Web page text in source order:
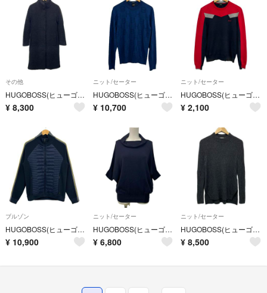
その他
HUGOBOSS(ヒューゴボス) コート サイズIT38 レディース美品 - 黒 長袖/ボア/冬
¥ 8,300
ニット/セーター
HUGOBOSS(ヒューゴボス) 長袖セーター サイズS美品 - ブルー 英字モノグラム ウール
¥ 10,700
ニット/セーター
HUGOBOSS(ヒューゴボス) 長袖セーター サイズS - ネイビー×レッド×ライトグレー クルーネック コットン
¥ 2,100
ブルゾン
HUGOBOSS(ヒューゴボス) ブルゾン サイズS - ネイビー×グレー×イエロー ジップアップ/スタンドネック
¥ 10,900
ニット/セーター
HUGOBOSS(ヒューゴボス) 半袖セーター サイズINT：S レディース美品 ネイビー
¥ 6,800
ニット/セーター
HUGOBOSS(ヒューゴボス) 長袖セーター サイズINT：S レディース ダークグレー
¥ 8,500